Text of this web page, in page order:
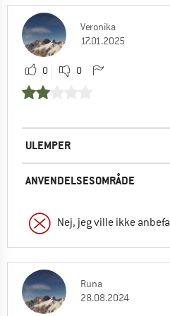
Veronika
17.01.2025
0 0
ULEMPER
ANVENDELSESOMRÅDE
Nej, jeg ville ikke
Runa
28.08.2024